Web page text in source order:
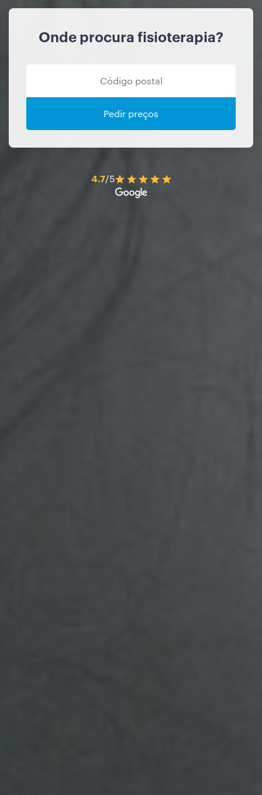
Onde procura fisioterapia?
Pedir preços
4.7/5